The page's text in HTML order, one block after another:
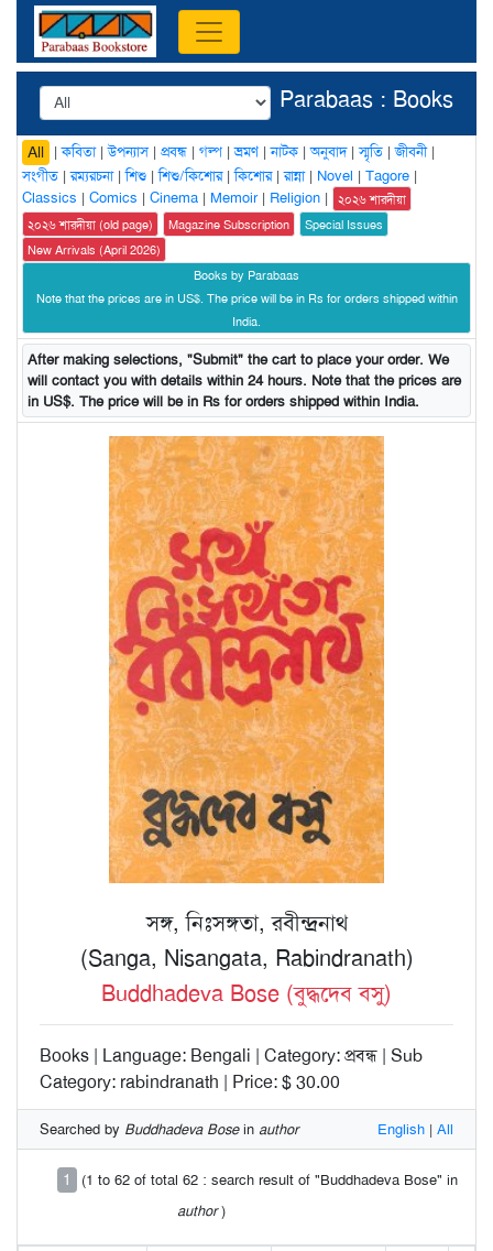
Parabaas : Books
All |কবিতা|উপন্যাস| প্রবন্ধ | গল্প |ভ্রমণ|নাটক |অনুবাদ|স্মৃতি |জীবনী|
সংগীত |রম্যরচনা|শিশু |শিশু/কিশোর|কিশোর|রান্না| Novel | Tagore |
Classics | Comics | Cinema | Memoir| Religion |
২০২৬ শারদীয়া
২০২৬ শারদীয়া (old page)
Magazine Subscription
Special Issues
New Arrivals (April 2026)
Books by Parabaas
Note that the prices are in US$. The price will be in Rs for orders shipped within
India.
After making selections, "Submit" the cart to place your order. We
will contact you with details within 24 hours. Note that the prices are
in US$. The price will be in Rs for orders shipped within India.
সঙ্গ, নিঃসঙ্গতা, রবীন্দ্রনাথ
(Sanga, Nisangata, Rabindranath)
Buddhadeva Bose (বুদ্ধদেব বসু)
Books | Language: Bengali | Category: প্রবন্ধ | Sub
Category: rabindranath | Price: $ 30.00
Searched by Buddhadeva Bosein author English | All
1
(1 to 62 of total 62 : search result of "Buddhadeva Bose" in
author)